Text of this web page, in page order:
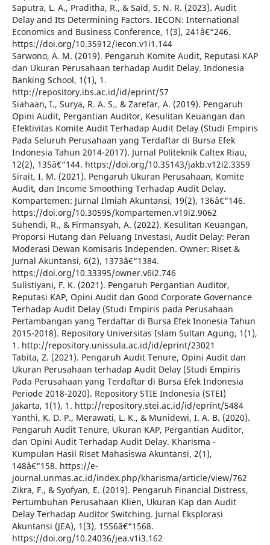
Saputra, L. A., Praditha, R., & Said, S. N. R. (2023). Audit
Delay and Its Determining Factors. IECON: International
Economics and Business Conference, 1(3), 241â€“246.
https://doi.org/10.35912/iecon.v1i1.144
Sarwono, A. M. (2019). Pengaruh Komite Audit, Reputasi KAP
dan Ukuran Perusahaan terhadap Audit Delay. Indonesia
Banking School, 1(1), 1.
http://repository.ibs.ac.id/id/eprint/57
Siahaan, I., Surya, R. A. S., & Zarefar, A. (2019). Pengaruh
Opini Audit, Pergantian Auditor, Kesulitan Keuangan dan
Efektivitas Komite Audit Terhadap Audit Delay (Studi Empiris
Pada Seluruh Perusahaan yang Terdaftar di Bursa Efek
Indonesia Tahun 2014-2017). Jurnal Politeknik Caltex Riau,
12(2), 135â€“144. https://doi.org/10.35143/jakb.v12i2.3359
Sirait, I. M. (2021). Pengaruh Ukuran Perusahaan, Komite
Audit, dan Income Smoothing Terhadap Audit Delay.
Kompartemen: Jurnal Ilmiah Akuntansi, 19(2), 136â€“146.
https://doi.org/10.30595/kompartemen.v19i2.9062
Suhendi, R., & Firmansyah, A. (2022). Kesulitan Keuangan,
Proporsi Hutang dan Peluang Investasi, Audit Delay: Peran
Moderasi Dewan Komisaris Independen. Owner: Riset &
Jurnal Akuntansi, 6(2), 1373â€“1384.
https://doi.org/10.33395/owner.v6i2.746
Sulistiyani, F. K. (2021). Pengaruh Pergantian Auditor,
Reputasi KAP, Opini Audit dan Good Corporate Governance
Terhadap Audit Delay (Studi Empiris pada Perusahaan
Pertambangan yang Terdaftar di Bursa Efek Inonesia Tahun
2015-2018). Repository Universitas Islam Sultan Agung, 1(1),
1. http://repository.unissula.ac.id/id/eprint/23021
Tabita, Z. (2021). Pengaruh Audit Tenure, Opini Audit dan
Ukuran Perusahaan terhadap Audit Delay (Studi Empiris
Pada Perusahaan yang Terdaftar di Bursa Efek Indonesia
Periode 2018-2020). Repository STIE Indonesia (STEI)
Jakarta, 1(1), 1. http://repository.stei.ac.id/id/eprint/5484
Yanthi, K. D. P., Merawati, L. K., & Munidewi, I. A. B. (2020).
Pengaruh Audit Tenure, Ukuran KAP, Pergantian Auditor,
dan Opini Audit Terhadap Audit Delay. Kharisma -
Kumpulan Hasil Riset Mahasiswa Akuntansi, 2(1),
148â€“158. https://e-
journal.unmas.ac.id/index.php/kharisma/article/view/762
Zikra, F., & Syofyan, E. (2019). Pengaruh Financial Distress,
Pertumbuhan Perusahaan Klien, Ukuran Kap dan Audit
Delay Terhadap Auditor Switching. Jurnal Eksplorasi
Akuntansi (JEA), 1(3), 1556â€“1568.
https://doi.org/10.24036/jea.v1i3.162